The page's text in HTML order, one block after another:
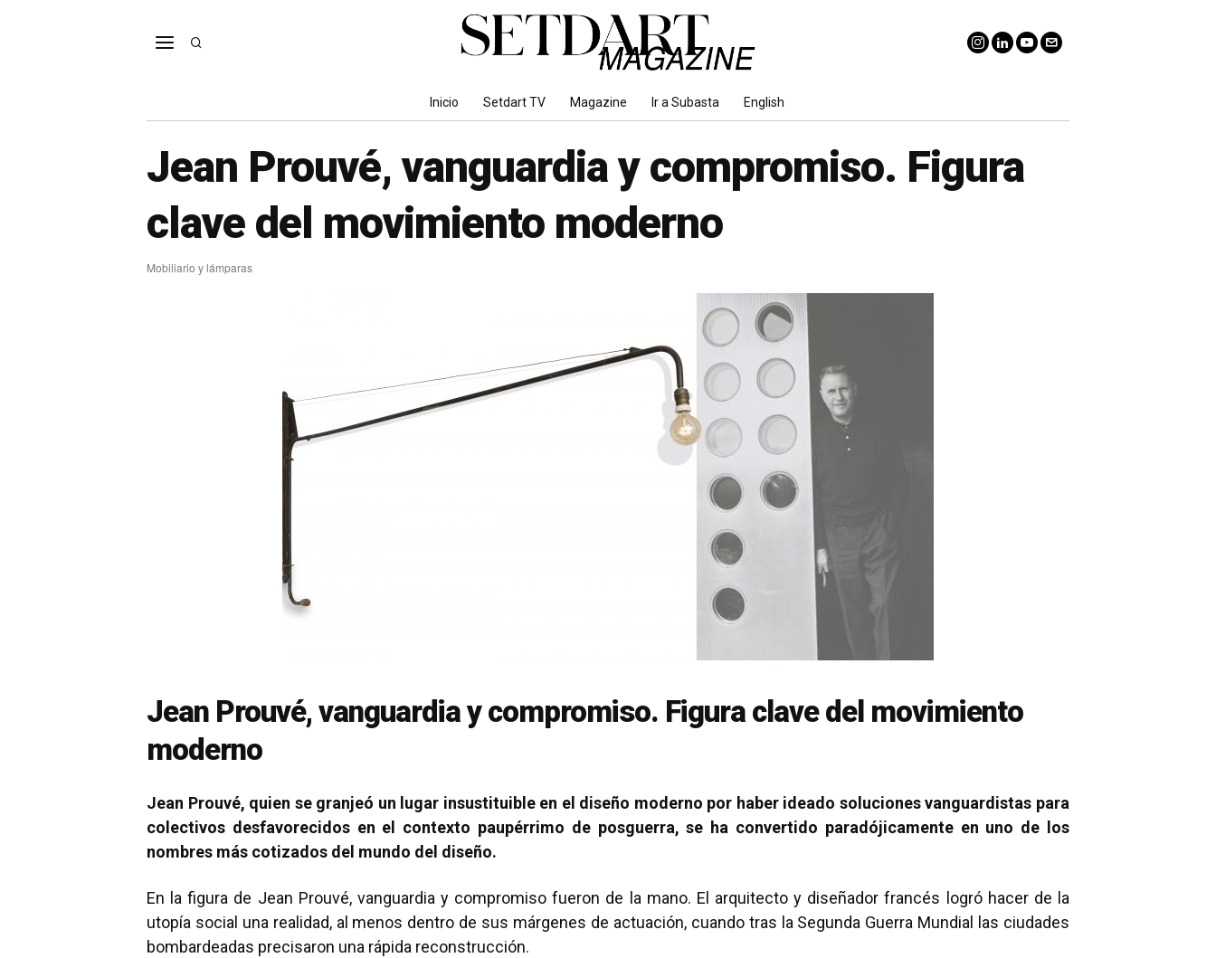
Inicio Setdart TV Magazine Ir a Subasta English
Jean Prouvé, vanguardia y compromiso. Figura
clave del movimiento moderno
Mobiliario y lámparas
Jean Prouvé, vanguardia y compromiso. Figura clave del movimiento
moderno
Jean Prouvé, quien se granjeó un lugar insustituible en el diseño moderno por haber ideado soluciones vanguardistas para
colectivos desfavorecidos en el contexto paupérrimo de posguerra, se ha convertido paradójicamente en uno de los
nombres más cotizados del mundo del diseño.
En la figura de Jean Prouvé, vanguardia y compromiso fueron de la mano. El arquitecto y diseñador francés logró hacer de la
utopía social una realidad, al menos dentro de sus márgenes de actuación, cuando tras la Segunda Guerra Mundial las ciudades
bombardeadas precisaron una rápida reconstrucción.